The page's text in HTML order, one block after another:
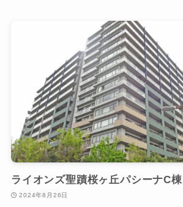
ライオンズ聖蹟桜ヶ丘パシーナC棟
2024年8月26日